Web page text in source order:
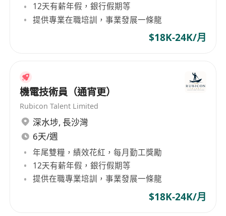
午12時半, 每週工作5天至5天半, 每天工作 8.5 小時
12天有薪年假，銀行假期等
提供專業在職培訓，事業發展一條龍
$18K-24K/月
機電技術員（通宵更）
Rubicon Talent Limited
深水埗, 長沙灣
6天/週
年尾雙糧，績效花紅，每月勤工獎勵
12天有薪年假，銀行假期等
提供在職專業培訓，事業發展一條龍
$18K-24K/月